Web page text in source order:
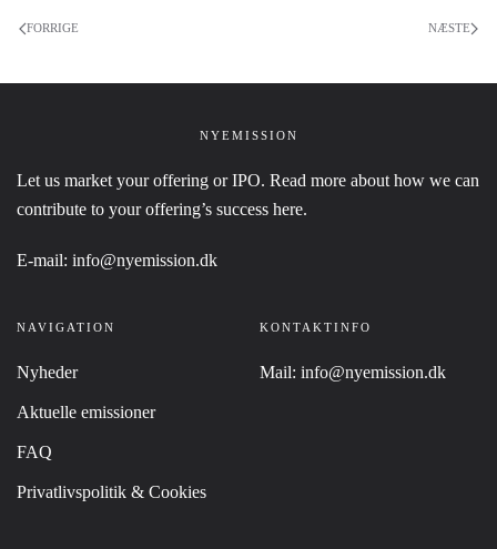
FORRIGE NÆSTE
NYEMISSION
Let us market your offering or IPO. Read more about how we can
contribute to your offering’s success here.
E-mail: info@nyemission.dk
NAVIGATION
Nyheder
Aktuelle emissioner
FAQ
Privatlivspolitik & Cookies
KONTAKTINFO
Mail: info@nyemission.dk